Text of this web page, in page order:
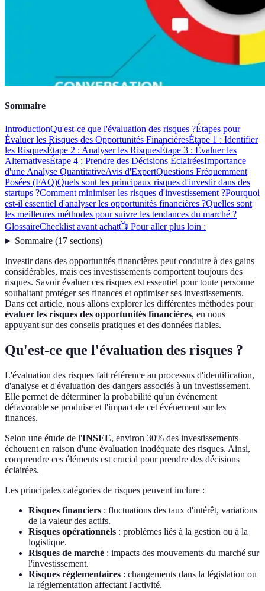
Sommaire
IntroductionQu'est-ce que l'évaluation des risques ?Étapes pour
Évaluer les Risques des Opportunités FinancièresÉtape 1 : Identifier
les RisquesÉtape 2 : Analyser les RisquesÉtape 3 : Évaluer les
AlternativesÉtape 4 : Prendre des Décisions ÉclairéesImportance
d'une Analyse QuantitativeAvis d'ExpertQuestions Fréquemment
Posées (FAQ)Quels sont les principaux risques d'investir dans des
startups ?Comment minimiser les risques d'investissement ?Pourquoi
est-il essentiel d'analyser les opportunités financières ?Quelles sont
les meilleures méthodes pour suivre les tendances du marché ?
GlossaireChecklist avant achat📺 Pour aller plus loin :
Sommaire(17 sections)
Investir dans des opportunités financières peut conduire à des gains
considérables, mais ces investissements comportent toujours des
risques. Savoir évaluer ces risques est essentiel pour toute personne
souhaitant protéger ses finances et optimiser ses investissements.
Dans cet article, nous allons explorer les différentes méthodes pour
évaluer les risques des opportunités financières, en nous
appuyant sur des conseils pratiques et des données fiables.
Qu'est-ce que l'évaluation des risques ?
L'évaluation des risques fait référence au processus d'identification,
d'analyse et d'évaluation des dangers associés à un investissement.
Elle permet de déterminer la probabilité qu'un événement
défavorable se produise et l'impact de cet événement sur les
finances.
Selon une étude de l'INSEE, environ 30% des investissements
échouent en raison d'une évaluation inadéquate des risques. Ainsi,
comprendre ces éléments est crucial pour prendre des décisions
éclairées.
Les principales catégories de risques peuvent inclure :
Risques financiers : fluctuations des taux d'intérêt, variations
de la valeur des actifs.
Risques opérationnels : problèmes liés à la gestion ou à la
logistique.
Risques de marché : impacts des mouvements du marché sur
l'investissement.
Risques réglementaires : changements dans la législation ou
la réglementation affectant l'activité.